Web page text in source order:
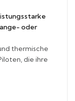
oder
thermische
die ihre